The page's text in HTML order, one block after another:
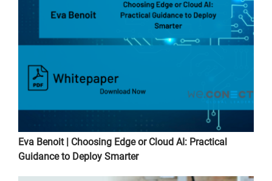
Eva Benoit | Choosing Edge or Cloud AI: Practical
Guidance to Deploy Smarter